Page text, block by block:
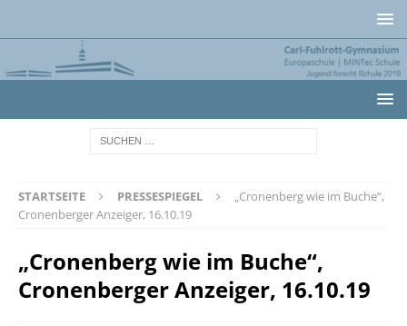
STARTSEITE PRESSESPIEGEL
„Cronenberg wie im Buche“,
Cronenberger Anzeiger, 16.10.19
„Cronenberg wie im Buche“,
Cronenberger Anzeiger, 16.10.19